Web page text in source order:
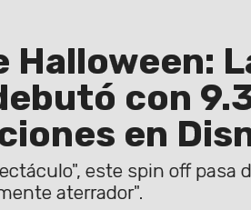
Halloween:
con
en
este spin off pasa
aterrador".